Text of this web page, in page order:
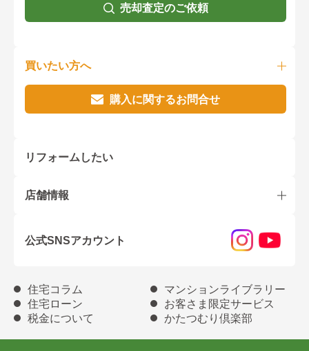
売却査定のご依頼
買いたい方へ
購入に関するお問合せ
リフォームしたい
店舗情報
公式SNSアカウント
住宅コラム
マンションライブラリー
住宅ローン
お客さま限定サービス
税金について
かたつむり倶楽部